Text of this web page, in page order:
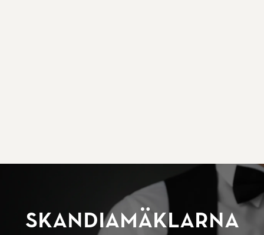
SkandiaMäklarna